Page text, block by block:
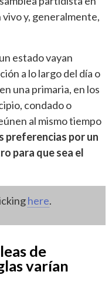
y, generalmente,
estado vayan
a lo largo del día o
una primaria, en los
condado o
al mismo tiempo
preferencias por un
para que sea el
here.
de
varían